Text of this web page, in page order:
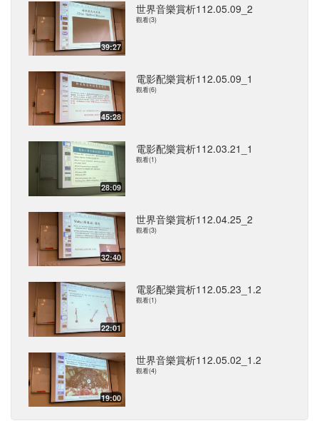
39:27
世界音樂賞析112.05.09_2
觀看(3)
45:28
電影配樂賞析112.05.09_1
觀看(6)
28:09
電影配樂賞析112.03.21_1
觀看(1)
32:40
世界音樂賞析112.04.25_2
觀看(3)
22:01
電影配樂賞析112.05.23_1.2
觀看(1)
19:00
世界音樂賞析112.05.02_1.2
觀看(4)